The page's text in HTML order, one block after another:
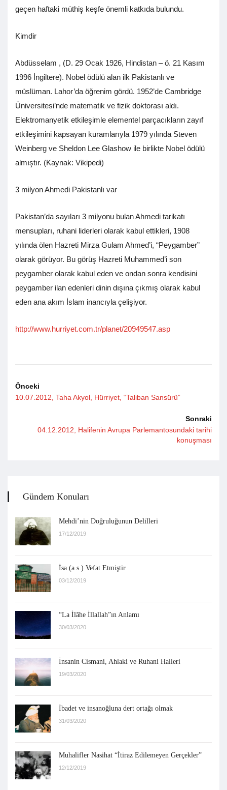
geçen haftaki müthiş keşfe önemli katkıda bulundu.
Kimdir
Abdüsselam , (D. 29 Ocak 1926, Hindistan – ö. 21 Kasım
1996 İngiltere). Nobel ödülü alan ilk Pakistanlı ve
müslüman. Lahor’da öğrenim gördü. 1952’de Cambridge
Üniversitesi’nde matematik ve fizik doktorası aldı.
Elektromanyetik etkileşimle elementel parçacıkların zayıf
etkileşimini kapsayan kuramlarıyla 1979 yılında Steven
Weinberg ve Sheldon Lee Glashow ile birlikte Nobel ödülü
almıştır. (Kaynak: Vikipedi)
3 milyon Ahmedi Pakistanlı var
Pakistan’da sayıları 3 milyonu bulan Ahmedi tarikatı
mensupları, ruhani liderleri olarak kabul ettikleri, 1908
yılında ölen Hazreti Mirza Gulam Ahmed’i, “Peygamber”
olarak görüyor. Bu görüş Hazreti Muhammed’i son
peygamber olarak kabul eden ve ondan sonra kendisini
peygamber ilan edenleri dinin dışına çıkmış olarak kabul
eden ana akım İslam inancıyla çelişiyor.
http://www.hurriyet.com.tr/planet/20949547.asp
Önceki
10.07.2012, Taha Akyol, Hürriyet, “Taliban Sansürü”
Sonraki
04.12.2012, Halifenin Avrupa Parlemantosundaki tarihi
konuşması
Gündem Konuları
Mehdi’nin Doğruluğunun Delilleri
17/12/2019
İsa (a.s.) Vefat Etmiştir
03/12/2019
“La İlâhe İllallah”ın Anlamı
30/03/2020
İnsanin Cismani, Ahlaki ve Ruhani Halleri
19/03/2020
İbadet ve insanoğluna dert ortağı olmak
31/03/2020
Muhalifler Nasihat “İtiraz Edilemeyen Gerçekler”
12/12/2019